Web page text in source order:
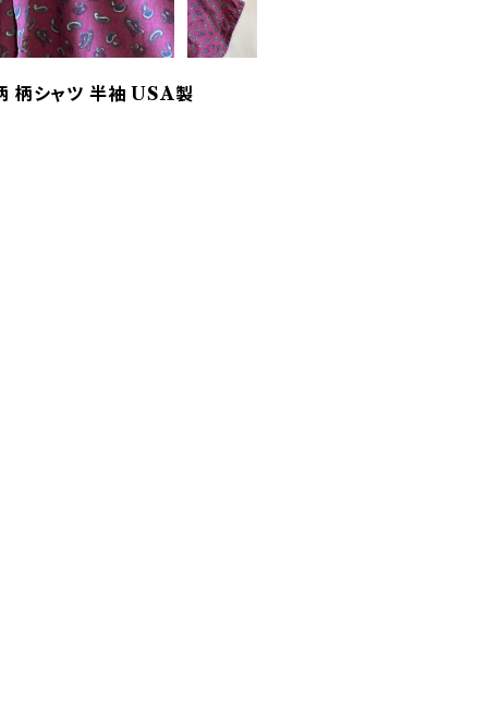
柄シャツ 半袖 USA製